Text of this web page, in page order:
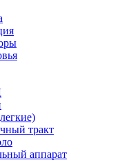
тракт
аппарат